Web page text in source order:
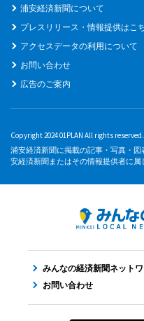
浦安経済新聞について
プレスリリース・情報提供はこ
アクセスデータの利用について
お問い合わせ
広告のご案内
Copyright 2024 01PLAN All rights reserved.
浦安経済新聞に掲載の記事・写真・
安経済新聞またはその情報提供者に属
みんなの経済新聞ネット
お問い合わせ